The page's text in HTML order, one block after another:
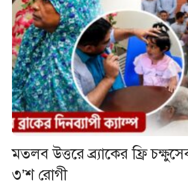
মতলব উত্তরে ব্র্যাকের ফ্রি
৩’শ রোগী